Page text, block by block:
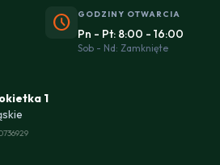
schedule GODZINY OTWARCIA
Pn - Pt: 8:00 - 16:00
Sob - Nd: Zamknięte
1